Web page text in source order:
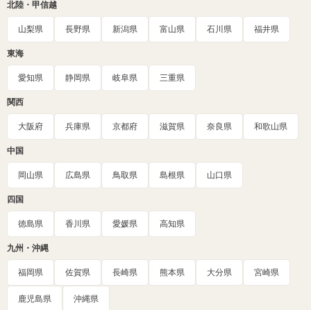
北陸・甲信越
山梨県 長野県 新潟県 富山県 石川県 福井県
東海
愛知県 静岡県 岐阜県 三重県
関西
大阪府 兵庫県 京都府 滋賀県 奈良県 和歌山県
中国
岡山県 広島県 鳥取県 島根県 山口県
四国
徳島県 香川県 愛媛県 高知県
九州・沖縄
福岡県 佐賀県 長崎県 熊本県 大分県 宮崎県
鹿児島県 沖縄県